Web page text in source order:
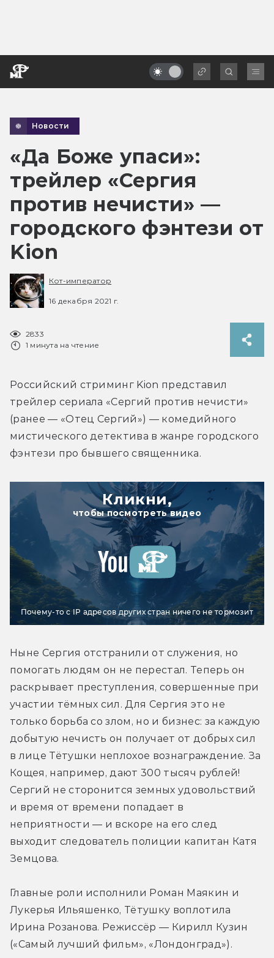
Новости
«Да Боже упаси»:
трейлер «Сергия
против нечисти» —
городского фэнтези от
Kion
Кот-император
16 декабря 2021 г.
2833
1 минута на чтение
Российский стриминг Kion представил
трейлер сериала «Сергий против нечисти»
(ранее — «Отец Сергий») — комедийного
мистического детектива в жанре городского
фэнтези про бывшего священника.
Кликни,
чтобы посмотреть видео
Почему-то с IP адресов других стран ничего не тормозит
Ныне Сергия отстранили от служения, но
помогать людям он не перестал. Теперь он
раскрывает преступления, совершенные при
участии тёмных сил. Для Сергия это не
только борьба со злом, но и бизнес: за каждую
добытую нечисть он получает от добрых сил
в лице Тётушки неплохое вознаграждение. За
Кощея, например, дают 300 тысяч рублей!
Сергий не сторонится земных удовольствий
и время от времени попадает в
неприятности — и вскоре на его след
выходит следователь полиции капитан Катя
Земцова.
Главные роли исполнили Роман Маякин и
Лукерья Ильяшенко, Тётушку воплотила
Ирина Розанова. Режиссёр — Кирилл Кузин
(«Самый лучший фильм», «Лондонград»).